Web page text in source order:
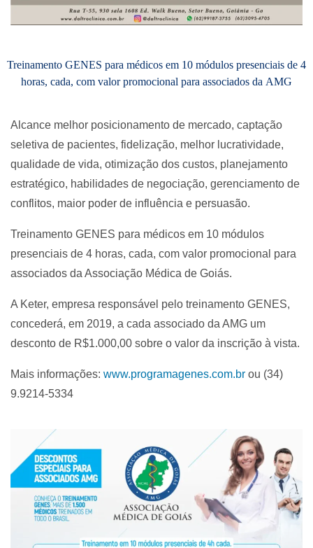
Treinamento GENES para médicos em 10 módulos presenciais de 4
horas, cada, com valor promocional para associados da AMG
Alcance melhor posicionamento de mercado, captação
seletiva de pacientes, fidelização, melhor lucratividade,
qualidade de vida, otimização dos custos, planejamento
estratégico, habilidades de negociação, gerenciamento de
conflitos, maior poder de influência e persuasão.
Treinamento GENES para médicos em 10 módulos
presenciais de 4 horas, cada, com valor promocional para
associados da Associação Médica de Goiás.
A Keter, empresa responsável pelo treinamento GENES,
concederá, em 2019, a cada associado da AMG um
desconto de R$1.000,00 sobre o valor da inscrição à vista.
Mais informações: www.programagenes.com.br ou (34)
9.9214-5334